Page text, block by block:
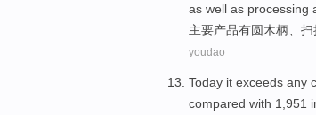
as well as processing
主要产品有圆木柄 、
youdao
Today it exceeds any
compared with 1,951